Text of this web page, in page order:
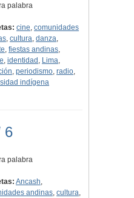
palabra
cine,comunidades
,cultura,danza,
,fiestas andinas,
,identidad , Lima,
,periodismo,radio,
indígena
6
palabra
Ancash,
andinas,cultura,